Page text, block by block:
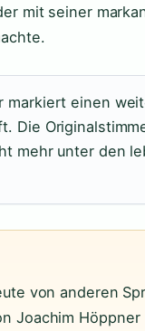
mit seiner
markiert einen
Die
mehr unter den
von anderen
Joachim